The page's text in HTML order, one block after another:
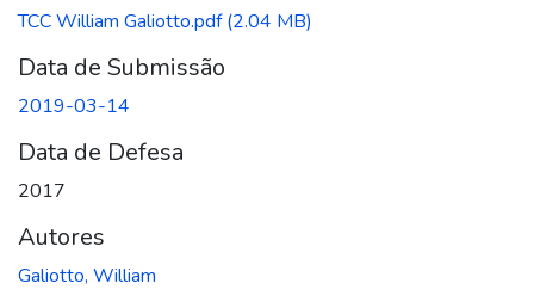
TCC William Galiotto.pdf(2.04 MB)
Data de Submissão
2019-03-14
Data de Defesa
2017
Autores
Galiotto, William